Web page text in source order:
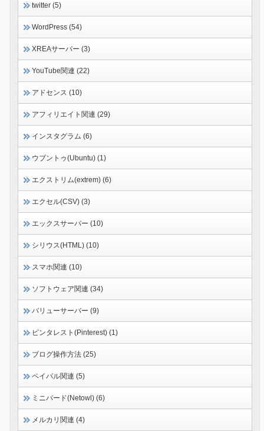
twitter (5)
WordPress (54)
XREAサーバー (3)
YouTube関連 (22)
アドセンス (10)
アフィリエイト関連 (29)
インスタグラム (6)
ウブントゥ(Ubuntu) (1)
エクストリム(extrem) (6)
エクセル(CSV) (3)
エックスサーバー (10)
シリウス(HTML) (10)
スマホ関連 (10)
ソフトウェア関連 (34)
バリューサーバー (9)
ピンタレスト(Pinterest) (1)
ブログ操作方法 (25)
ペイパル関連 (5)
ミニバード(Netowl) (6)
メルカリ関連 (4)